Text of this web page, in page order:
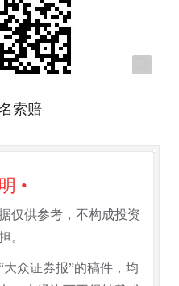
索赔
•
仅供参考，不构成投资
。
众证券报”的稿件，均